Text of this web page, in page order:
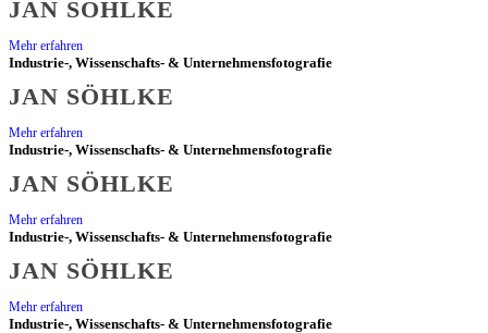
IN
SIEGEN
&
SÜDWESTFALEN
JAN SÖHLKE
Mehr erfahren
Industrie-, Wissenschafts- & Unternehmensfotografie
JAN SÖHLKE
Mehr erfahren
Industrie-, Wissenschafts- & Unternehmensfotografie
JAN SÖHLKE
Mehr erfahren
Industrie-, Wissenschafts- & Unternehmensfotografie
JAN SÖHLKE
Mehr erfahren
Industrie-, Wissenschafts- & Unternehmensfotografie